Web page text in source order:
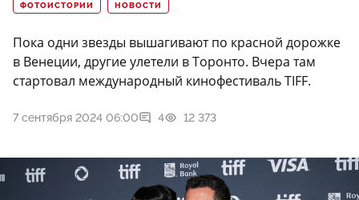
ФОТОИСТОРИИ НОВОСТИ
Пока одни звезды вышагивают по красной дорожке
в Венеции, другие улетели в Торонто. Вчера там
стартовал международный кинофестиваль TIFF.
7 сентября 2024 06:00 4 12 373